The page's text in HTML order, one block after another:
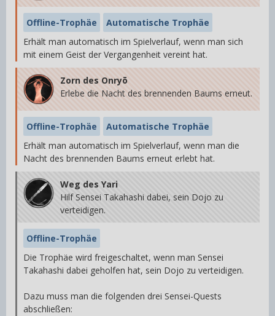
Offline-Trophäe
Automatische Trophäe
Erhält man automatisch im Spielverlauf, wenn man sich
mit einem Geist der Vergangenheit vereint hat.
Zorn des Onryō
Erlebe die Nacht des brennenden Baums erneut.
Offline-Trophäe
Automatische Trophäe
Erhält man automatisch im Spielverlauf, wenn man die
Nacht des brennenden Baums erneut erlebt hat.
Weg des Yari
Hilf Sensei Takahashi dabei, sein Dojo zu
verteidigen.
Offline-Trophäe
Die Trophäe wird freigeschaltet, wenn man Sensei
Takahashi dabei geholfen hat, sein Dojo zu verteidigen.
Dazu muss man die folgenden drei Sensei-Quests
abschließen: